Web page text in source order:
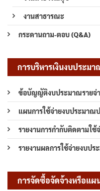
งานสาธารณะ
กระดานถาม-ตอบ (Q&A)
การบริหารเงินงบประมา
ข้อบัญญัติงบประมาณรายจ่
แผนการใช้จ่ายงบประมาณ
รายงานการกำกับติดตามใ
รายงานผลการใช้จ่ายงบป
การจัดซื้อจัดจ้างหรือแผ